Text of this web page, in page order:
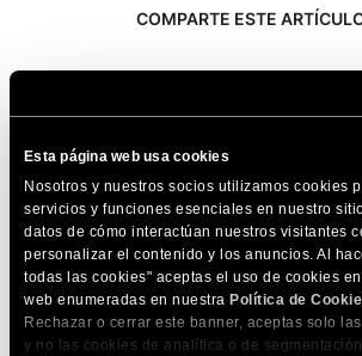
Esta página web usa cookies
Nosotros y nuestros socios utilizamos cookies
servicios y funciones esenciales en nuestro
datos de cómo interactúan nuestros visitantes
personalizar el contenido y los anuncios. Al
todas las cookies" aceptas el uso de cookies
web enumeradas en nuestra Política de
Rechazar o cerrar este banner, aceptas solo
y no las cookies de analítica o de
COMPARTE ESTE
Artículos relacionados
¿Qué es un dominio de nivel
guía introductoria a los TLD
¿Qué es un dominio raíz? -
ejemplos